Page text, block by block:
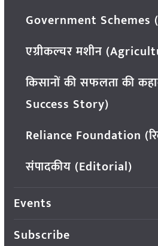
Government Schemes
एग्रीकल्चर मशीन
किसानों की सफलता की
Success Story)
Reliance Foundation
संपादकीय (Editorial)
Events
Subscribe